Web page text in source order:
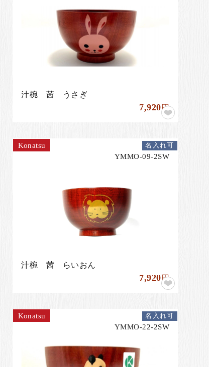
汁椀 茜 うさぎ
7,920円
Konatsu
YMMO-09-2SW
名入れ可
汁椀 茜 らいおん
7,920円
Konatsu
YMMO-22-2SW
名入れ可